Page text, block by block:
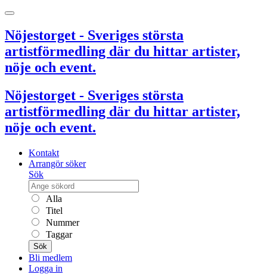
Nöjestorget - Sveriges största
artistförmedling där du hittar artister,
nöje och event.
Nöjestorget - Sveriges största
artistförmedling där du hittar artister,
nöje och event.
Kontakt
Arrangör söker
Sök
Alla
Titel
Nummer
Taggar
Sök
Bli medlem
Logga in